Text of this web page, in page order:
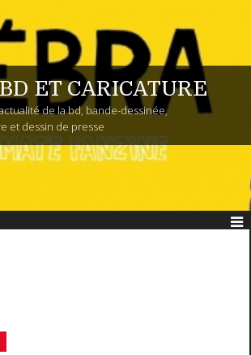
ET CARICATURE
de la bd, bande-dessinée,
et dessin de presse